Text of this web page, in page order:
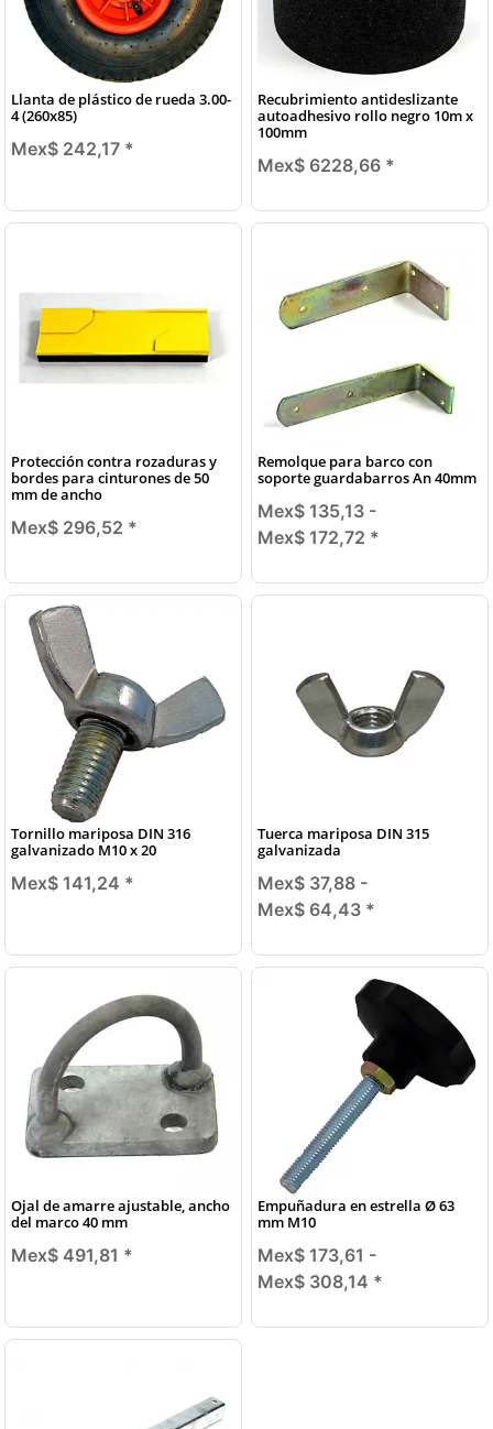
Llanta de plástico de rueda 3.00-
4 (260x85)
Mex$ 242,17 *
Recubrimiento antideslizante
autoadhesivo rollo negro 10m x
100mm
Mex$ 6228,66 *
Protección contra rozaduras y
bordes para cinturones de 50
mm de ancho
Mex$ 296,52 *
Remolque para barco con
soporte guardabarros An 40mm
Mex$ 135,13 -
Mex$ 172,72 *
Tornillo mariposa DIN 316
galvanizado M10 x 20
Mex$ 141,24 *
Tuerca mariposa DIN 315
galvanizada
Mex$ 37,88 -
Mex$ 64,43 *
Ojal de amarre ajustable, ancho
del marco 40 mm
Mex$ 491,81 *
Empuñadura en estrella Ø 63
mm M10
Mex$ 173,61 -
Mex$ 308,14 *